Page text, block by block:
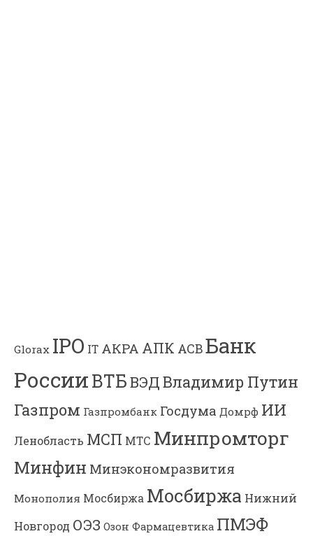
Glorax IPO IT АКРА АПК АСВБанк
РоссииВТБВЭДВладимир Путин
Газпром Газпромбанк Госдума Домрф ИИ
Ленобласть МСП МТС Минпромторг
Минфин Минэкономразвития
Монополия Мосбиржа Мосбиржа Нижний
Новгород ОЭЗ Озон Фармацевтика ПМЭФ